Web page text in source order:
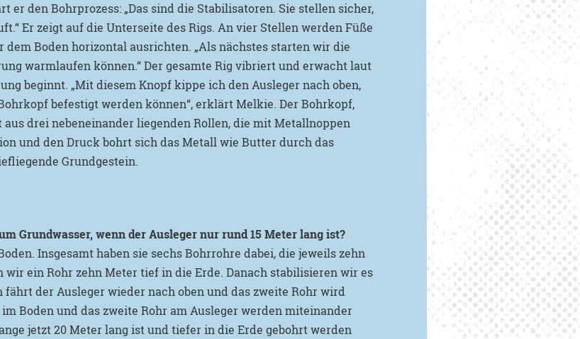
er den Bohrprozess: „Das sind die Stabilisatoren. Sie stellen sicher,
Er zeigt auf die Unterseite des Rigs. An vier Stellen werden Füße
dem Boden horizontal ausrichten. „Als nächstes starten wir die
warmlaufen können.“ Der gesamte Rig vibriert und erwacht laut
beginnt. „Mit diesem Knopf kippe ich den Ausleger nach oben,
befestigt werden können“, erklärt Melkie. Der Bohrkopf,
aus drei nebeneinander liegenden Rollen, die mit Metallnoppen
und den Druck bohrt sich das Metall wie Butter durch das
Grundgestein.
Grundwasser, wenn der Ausleger nur rund 15 Meter lang ist?
Insgesamt haben sie sechs Bohrrohre dabei, die jeweils zehn
wir ein Rohr zehn Meter tief in die Erde. Danach stabilisieren wir es
fährt der Ausleger wieder nach oben und das zweite Rohr wird
Boden und das zweite Rohr am Ausleger werden miteinander
jetzt 20 Meter lang ist und tiefer in die Erde gebohrt werden